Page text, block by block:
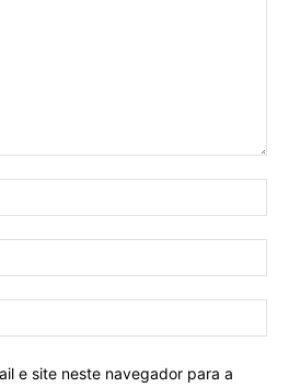
e site neste navegador para a